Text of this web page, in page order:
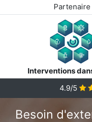
Interventions
4.9/5
Besoin